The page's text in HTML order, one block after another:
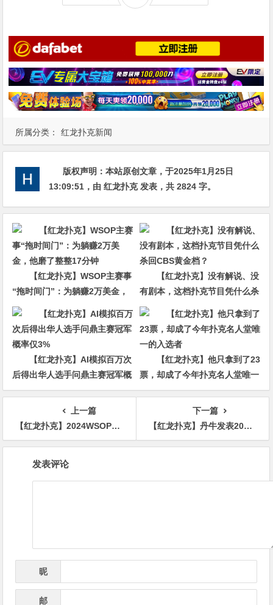
所属分类： 红龙扑克新闻
版权声明：本站原创文章，于2025年1月25日
13:09:51 ，由红龙扑克发表，共 2824 字。
【红龙扑克】WSOP主赛事
“拖时间门”：为躺赚2万美金，
他磨了整整17分钟
【红龙扑克】没有解说、没
有剧本，这档扑克节目凭什么杀
回CBS黄金档？
【红龙扑克】AI模拟百万次
后得出华人选手问鼎主赛冠军概
率仅3%
【红龙扑克】他只拿到了23
票，却成了今年扑克名人堂唯一
的入选者
上一篇
【红龙扑克】2024WSOP圆满落幕，美籍日裔Jonathan Tamayo主赛夺冠，收获千万奖金
下一篇
【红龙扑克】丹牛发表2024年WSOP主赛事使用模拟器事件看法
发表评论
昵
邮